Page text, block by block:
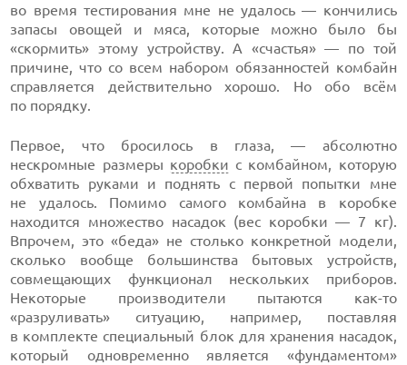
во время тестирования мне не удалось — кончились
запасы овощей и мяса, которые можно было бы
«скормить» этому устройству. А «счастья» — по той
причине, что со всем набором обязанностей комбайн
справляется действительно хорошо. Но обо всём
по порядку.
Первое, что бросилось в глаза, — абсолютно
нескромные размеры коробки с комбайном, которую
обхватить руками и поднять с первой попытки мне
не удалось. Помимо самого комбайна в коробке
находится множество насадок (вес коробки — 7 кг).
Впрочем, это «беда» не столько конкретной модели,
сколько вообще большинства бытовых устройств,
совмещающих функционал нескольких приборов.
Некоторые производители пытаются как-то
«разруливать» ситуацию, например, поставляя
в комплекте специальный блок для хранения насадок,
который одновременно является «фундаментом»